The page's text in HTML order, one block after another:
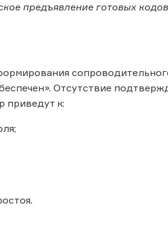
предъявление готовых
Отсутствие
приведут к: